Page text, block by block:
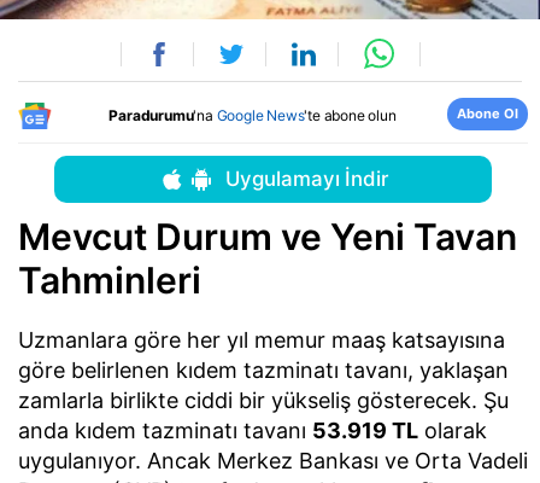
Paradurumu'na Google News'te abone olun Abone Ol
Uygulamayı İndir
Mevcut Durum ve Yeni Tavan
Tahminleri
Uzmanlara göre her yıl memur maaş katsayısına
göre belirlenen kıdem tazminatı tavanı, yaklaşan
zamlarla birlikte ciddi bir yükseliş gösterecek. Şu
anda kıdem tazminatı tavanı 53.919 TL olarak
uygulanıyor. Ancak Merkez Bankası ve Orta Vadeli